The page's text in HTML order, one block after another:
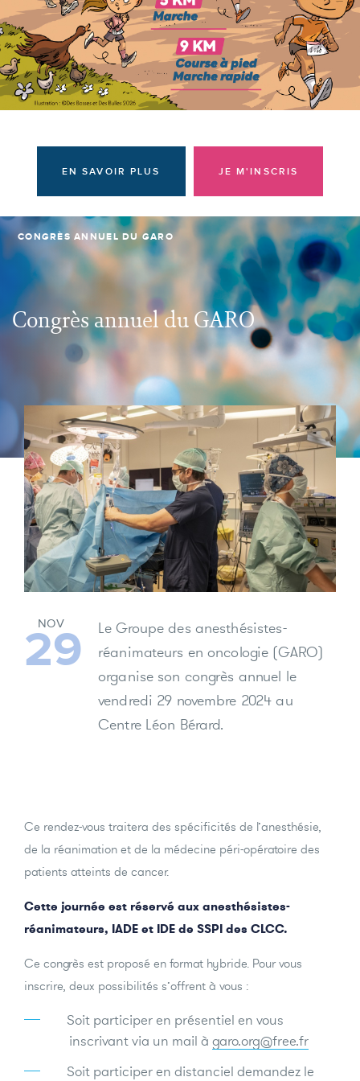
Actualités
Prendre rendez-vous
EN SAVOIR PLUS JE M'INSCRIS
CONGRÈS ANNUEL DU GARO
Congrès annuel du GARO
NOV
29
Le Groupe des anesthésistes-
réanimateurs en oncologie (GARO)
organise son congrès annuel le
vendredi 29 novembre 2024 au
Centre Léon Bérard.
Ce rendez-vous traitera des spécificités de l’anesthésie,
de la réanimation et de la médecine péri-opératoire des
patients atteints de cancer.
Cette journée est réservé aux anesthésistes-
réanimateurs, IADE et IDE de SSPI des CLCC.
Ce congrès est proposé en format hybride. Pour vous
inscrire, deux possibilités s’offrent à vous :
Soit participer en présentiel en vous
inscrivant via un mail à garo.org@free.fr
Soit participer en distanciel demandez le